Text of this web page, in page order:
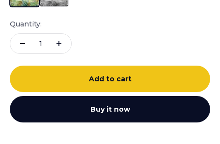
Quantity:
Add to cart
Buy it now